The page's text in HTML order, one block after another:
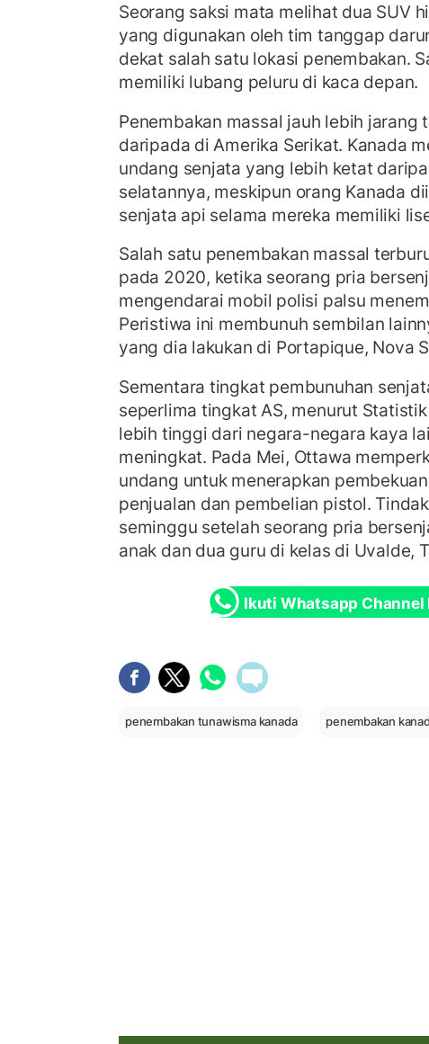
Seorang saksi mata melihat dua SUV
yang digunakan oleh tim tanggap
dekat salah satu lokasi penembakan.
memiliki lubang peluru di kaca depan.
Penembakan massal jauh lebih jarang
daripada di Amerika Serikat. Kanada
undang senjata yang lebih ketat
selatannya, meskipun orang Kanada
senjata api selama mereka memiliki
Salah satu penembakan massal
pada 2020, ketika seorang pria
mengendarai mobil polisi palsu
Peristiwa ini membunuh sembilan
yang dia lakukan di Portapique, Nova
Sementara tingkat pembunuhan
seperlima tingkat AS, menurut
lebih tinggi dari negara-negara kaya
meningkat. Pada Mei, Ottawa
undang untuk menerapkan
penjualan dan pembelian pistol.
seminggu setelah seorang pria
anak dan dua guru di kelas di Uvalde,
Ikuti Whatsapp Channel
penembakan tunawisma kanada penembakan